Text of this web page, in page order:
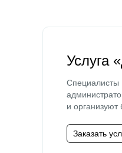
Услуга
Специалисты
и организуют
Заказать